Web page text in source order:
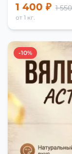
1 400 ₽ 1
от 1 кг.
-10%